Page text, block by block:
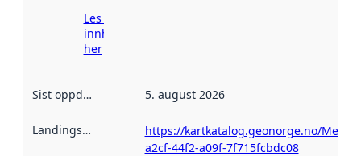
Les meir om
innhenting
her
Sist oppdatert 5. august 2026
Landingsside
https://kartkatalog.geonorge.no/
a2cf-44f2-a09f-7f715fcbdc08